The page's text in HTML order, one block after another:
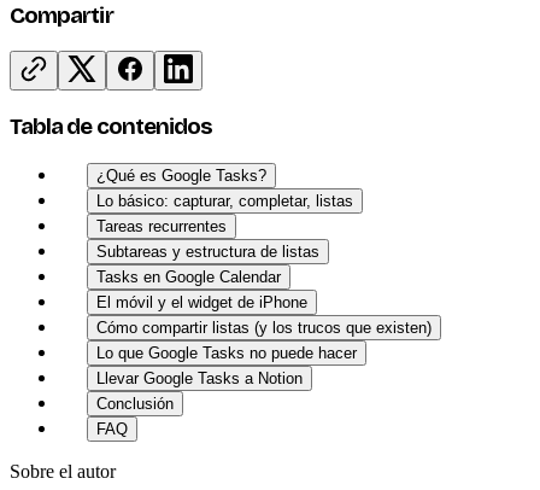
Compartir
Tabla de contenidos
¿Qué es Google Tasks?
Lo básico: capturar, completar, listas
Tareas recurrentes
Subtareas y estructura de listas
Tasks en Google Calendar
El móvil y el widget de iPhone
Cómo compartir listas (y los trucos que existen)
Lo que Google Tasks no puede hacer
Llevar Google Tasks a Notion
Conclusión
FAQ
Sobre el autor